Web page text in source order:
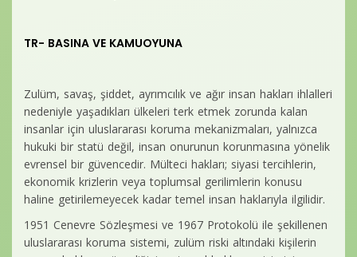
TR- BASINA VE KAMUOYUNA
Zulüm, savaş, şiddet, ayrımcılık ve ağır insan hakları ihlalleri
nedeniyle yaşadıkları ülkeleri terk etmek zorunda kalan
insanlar için uluslararası koruma mekanizmaları, yalnızca
hukuki bir statü değil, insan onurunun korunmasına yönelik
evrensel bir güvencedir. Mülteci hakları; siyasi tercihlerin,
ekonomik krizlerin veya toplumsal gerilimlerin konusu
haline getirilemeyecek kadar temel insan haklarıyla ilgilidir.
1951 Cenevre Sözleşmesi ve 1967 Protokolü ile şekillenen
uluslararası koruma sistemi, zulüm riski altındaki kişilerin